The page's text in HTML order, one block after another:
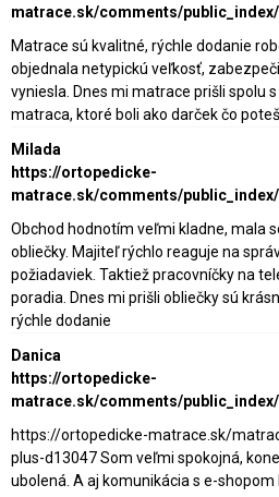
matrace.sk/comments/
Matrace sú kvalitné, rýchle dodanie
objednala netypickú veľkosť,
vyniesla. Dnes mi matrace prišli spolu
matraca, ktoré boli ako darček čo
Milada
https://ortopedicke-
matrace.sk/comments/
Obchod hodnotím veľmi kladne, mala
obliečky. Majiteľ rýchlo reaguje na
požiadaviek. Taktiež pracovníčky na
poradia. Dnes mi prišli obliečky sú
rýchle dodanie
Danica
https://ortopedicke-
matrace.sk/comments/
https://ortopedicke-matrace.sk/
plus-d13047 Som veľmi spokojná,
ubolená. A aj komunikácia s e-